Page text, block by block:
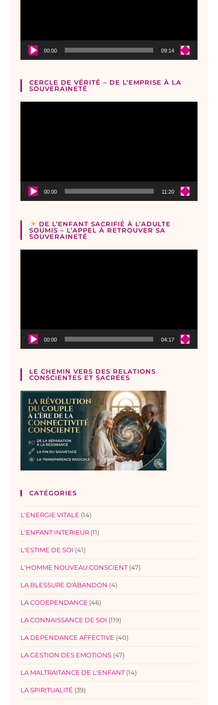
00:00 09:14
CERCLE DE VÉRITÉ – DE L’EMPRISE À LA
SOUVERAINETÉ
00:00 11:20
DE L’ENFANT SACRIFIÉ À L’ADULTE
SOUMIS – L’APPEL À RETROUVER SA
SOUVERAINETÉ
00:00 04:17
LE CHEMIN VERS DES RELATIONS
CONSCIENTES ET SACRÉES
CATÉGORIES
L'ENERGIE VITALE (14)
L'ENFANT INTERIEUR (11)
L'ESTIME DE SOI (41)
L'HOMME NOUVEAU CONSCIENT (47)
LA BLESSURE D'ABANDON (4)
LA CODEPENDANCE (46)
LA CONNAISSANCE DE SOI (119)
LA DEPENDANCE AFFECTIVE (40)
LA GESTION DES EMOTIONS (47)
LA MALTRAITANCE DE L'ENFANT (14)
LA SPIRITUALITÉ (39)